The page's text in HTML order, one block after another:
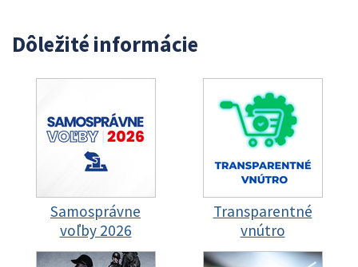
Dôležité informácie
Samosprávne
voľby 2026
Transparentné
vnútro